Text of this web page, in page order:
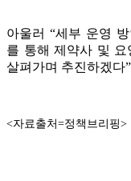
아울러 “세부 운영
를 통해 제약사 및 요
살펴가며 추진하겠다
<자료출처=정책브리핑>